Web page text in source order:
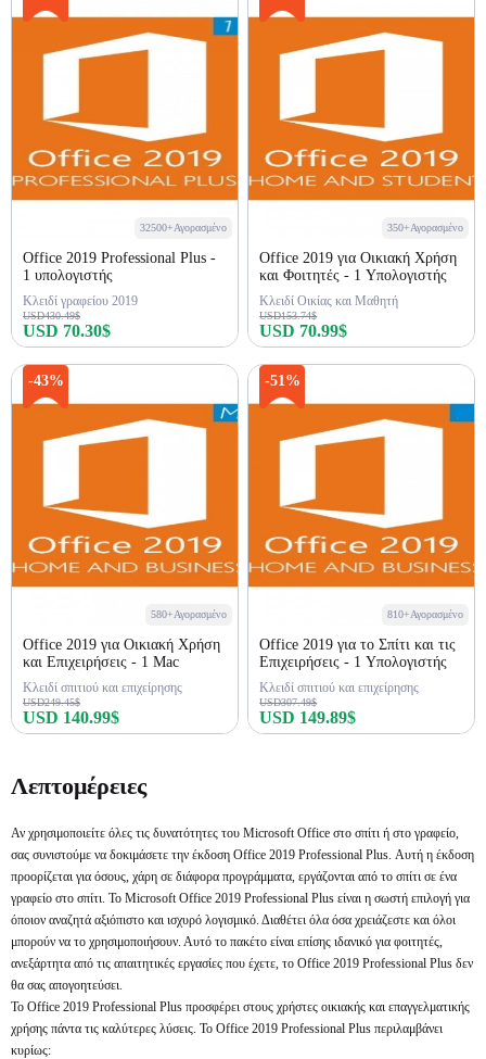
32500+Αγορασμένο
Office 2019 Professional Plus -
1 υπολογιστής
Κλειδί γραφείου 2019
USD430.49$
USD 70.30$
350+Αγορασμένο
Office 2019 για Οικιακή Χρήση
και Φοιτητές - 1 Υπολογιστής
Κλειδί Οικίας και Μαθητή
USD153.74$
USD 70.99$
-43%
580+Αγορασμένο
Office 2019 για Οικιακή Χρήση
και Επιχειρήσεις - 1 Mac
Κλειδί σπιτιού και επιχείρησης
USD249.45$
USD 140.99$
-51%
810+Αγορασμένο
Office 2019 για το Σπίτι και τις
Επιχειρήσεις - 1 Υπολογιστής
Κλειδί σπιτιού και επιχείρησης
USD307.49$
USD 149.89$
Λεπτομέρειες
Αν χρησιμοποιείτε όλες τις δυνατότητες του Microsoft Office στο σπίτι ή στο γραφείο,
σας συνιστούμε να δοκιμάσετε την έκδοση Office 2019 Professional Plus. Αυτή η έκδοση
προορίζεται για όσους, χάρη σε διάφορα προγράμματα, εργάζονται από το σπίτι σε ένα
γραφείο στο σπίτι. Το Microsoft Office 2019 Professional Plus είναι η σωστή επιλογή για
όποιον αναζητά αξιόπιστο και ισχυρό λογισμικό. Διαθέτει όλα όσα χρειάζεστε και όλοι
μπορούν να το χρησιμοποιήσουν. Αυτό το πακέτο είναι επίσης ιδανικό για φοιτητές,
ανεξάρτητα από τις απαιτητικές εργασίες που έχετε, το Office 2019 Professional Plus δεν
θα σας απογοητεύσει.
Το Office 2019 Professional Plus προσφέρει στους χρήστες οικιακής και επαγγελματικής
χρήσης πάντα τις καλύτερες λύσεις. Το Office 2019 Professional Plus περιλαμβάνει
κυρίως: